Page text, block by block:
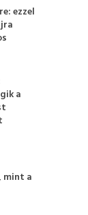
ezzel
a
mint a